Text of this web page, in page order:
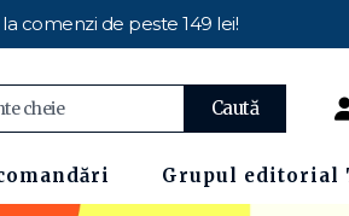
comenzi de peste 149 lei!
Caută
Grupul editorial